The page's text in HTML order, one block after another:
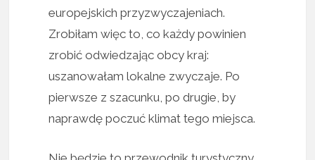
europejskich przyzwyczajeniach.
Zrobiłam więc to, co każdy powinien
zrobić odwiedzając obcy kraj:
uszanowałam lokalne zwyczaje. Po
pierwsze z szacunku, po drugie, by
naprawdę poczuć klimat tego miejsca.